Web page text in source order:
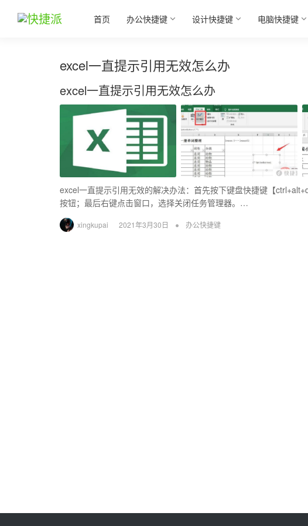
首页 办公快捷键 设计快捷键 电脑快捷键
excel一直提示引用无效怎么办
excel一直提示引用无效怎么办
excel一直提示引用无效的解决办法：首先按下键盘快捷键【
按钮；最后右键点击窗口，选择关闭任务管理器。…
xingkupai 2021年3月30日 • 办公快捷键